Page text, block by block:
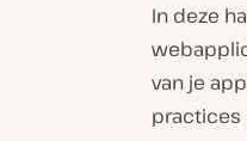
In deze
van je
practices